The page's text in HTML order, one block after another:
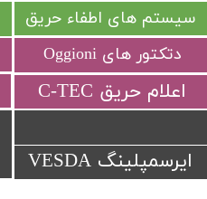
​اعلام حریق C-TEC​​​​​​​
ایرسمپلینگ VESDA
سیستم های اطفاء حریق
دتکتور های Oggioni